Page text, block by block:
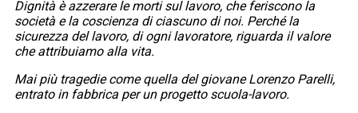
Dignità è azzerare le morti sul lavoro, che feriscono la
società e la coscienza di ciascuno di noi. Perché la
sicurezza del lavoro, di ogni lavoratore, riguarda il valore
che attribuiamo alla vita.
Mai più tragedie come quella del giovane Lorenzo Parelli,
entrato in fabbrica per un progetto scuola-lavoro.